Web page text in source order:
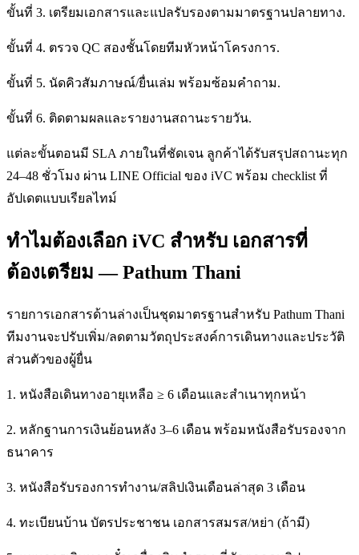
ขั้นที่ 3. เตรียมเอกสารและแปลรับรองตามมาตรฐานปลายทาง.
ขั้นที่ 4. ตรวจ QC สองชั้นโดยทีมหัวหน้าโครงการ.
ขั้นที่ 5. นัดคิวสัมภาษณ์/ยื่นเล่ม พร้อมซ้อมคำถาม.
ขั้นที่ 6. ติดตามผลและรายงานสถานะรายวัน.
แต่ละขั้นตอนมี SLA ภายในที่ชัดเจน ลูกค้าได้รับสรุปสถานะทุก
24–48 ชั่วโมง ผ่าน LINE Official ของ iVC พร้อม checklist ที่
อัปเดตแบบเรียลไทม์
ทำไมต้องเลือก iVC สำหรับ เอกสารที่
ต้องเตรียม — Pathum Thani
รายการเอกสารด้านล่างเป็นชุดมาตรฐานสำหรับ Pathum Thani
ทีมงานจะปรับเพิ่ม/ลดตามวัตถุประสงค์การเดินทางและประวัติ
ส่วนตัวของผู้ยื่น
1. หนังสือเดินทางอายุเหลือ ≥ 6 เดือนและสำเนาทุกหน้า
2. หลักฐานการเงินย้อนหลัง 3–6 เดือน พร้อมหนังสือรับรองจาก
ธนาคาร
3. หนังสือรับรองการทำงาน/สลิปเงินเดือนล่าสุด 3 เดือน
4. ทะเบียนบ้าน บัตรประชาชน เอกสารสมรส/หย่า (ถ้ามี)